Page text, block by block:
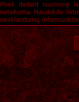
Prieš dedant nuomonę
netaikoma. Naudokite
nesklandumų,